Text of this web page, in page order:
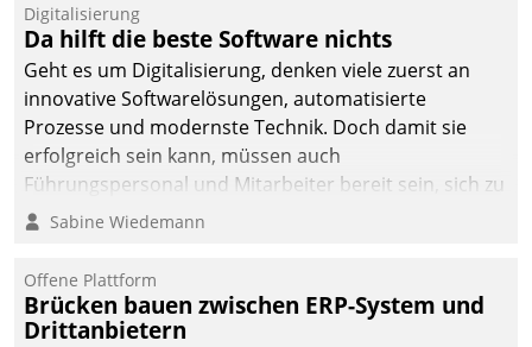
Digitalisierung
Da hilft die beste Software nichts
Geht es um Digitalisierung, denken viele zuerst an
innovative Softwarelösungen, automatisierte
Prozesse und modernste Technik. Doch damit sie
erfolgreich sein kann, müssen auch
Führungspersonal und Mitarbeiter bereit sein, sich zu
verändern und anzupassen, sonst werden sie an ihr
Sabine Wiedemann
Offene Plattform
Brücken bauen zwischen ERP-System und
Drittanbietern